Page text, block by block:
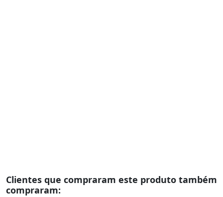
Clientes que compraram este produto também
compraram: